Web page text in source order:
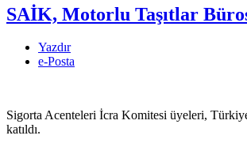
SAİK, Motorlu Taşıtlar
Yazdır
e-Posta
Sigorta Acenteleri İcra Komitesi üyeleri,
katıldı.